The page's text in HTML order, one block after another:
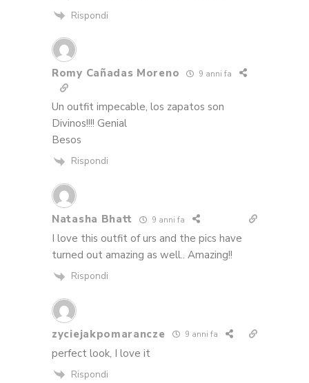
Rispondi
Romy Cañadas Moreno 9 anni fa
Un outfit impecable, los zapatos son
Divinos!!!! Genial
Besos
Rispondi
Natasha Bhatt 9 anni fa
I love this outfit of urs and the pics have
turned out amazing as well.. Amazing!!
Rispondi
zyciejakpomarancze 9 anni fa
perfect look, I love it
Rispondi